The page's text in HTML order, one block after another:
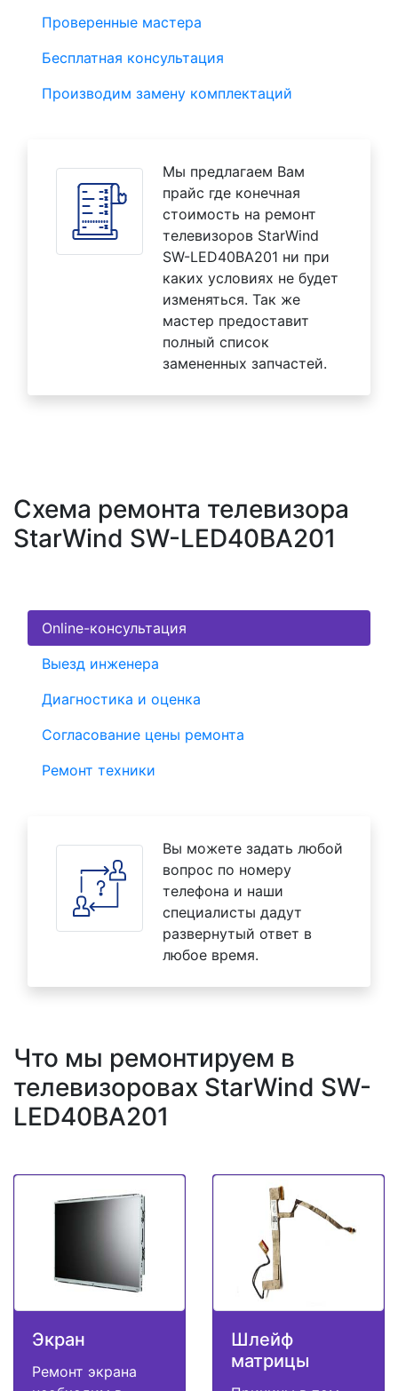
Проверенные мастера
Бесплатная консультация
Производим замену комплектаций
Мы предлагаем Вам
прайс где конечная
стоимость на ремонт
телевизоров StarWind
SW-LED40BA201 ни при
каких условиях не будет
изменяться. Так же
мастер предоставит
полный список
замененных запчастей.
Схема ремонта телевизора
StarWind SW-LED40BA201
Online-консультация
Выезд инженера
Диагностика и оценка
Согласование цены ремонта
Ремонт техники
Вы можете задать любой
вопрос по номеру
телефона и наши
специалисты дадут
развернутый ответ в
любое время.
Что мы ремонтируем в
телевизоровах StarWind SW-
LED40BA201
Экран
Ремонт экрана
Шлейф
матрицы